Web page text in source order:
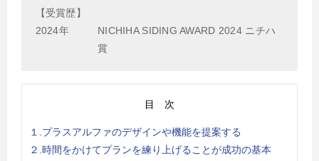
【受賞歴】
2024年
NICHIHA SIDING AWARD 2024 ニチハ
賞
目 次
１.プラスアルファのデザインや機能を提案する
２.時間をかけてプランを練り上げることが成功の基本